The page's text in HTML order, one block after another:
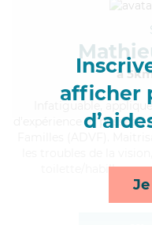
afficher
à
,
d'expérience et possède
toilette/habillage,